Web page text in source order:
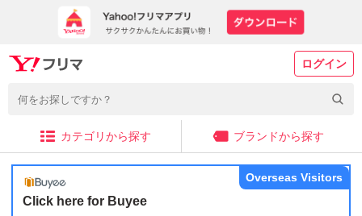
ログイン
カテゴリから探す ブランドから探す
Click here for Buyee
Overseas Visitors